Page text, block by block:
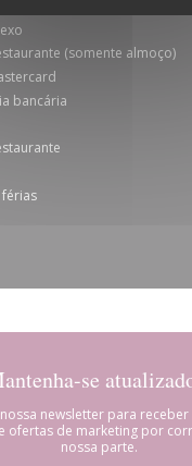
(somente almoço)
bancária
férias
se
newsletter para
ofertas de marketing por
nossa parte.